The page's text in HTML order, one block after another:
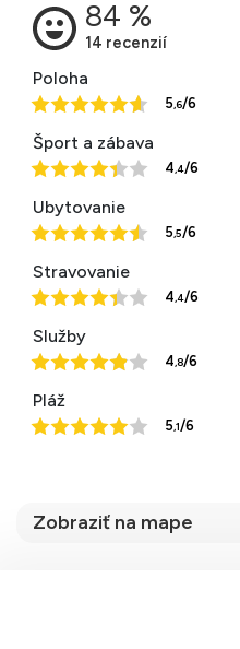
Poloha
5,6/6
Šport a zábava
4,4/6
Ubytovanie
5,5/6
Stravovanie
4,4/6
Služby
4,8/6
Pláž
5,1/6
Zobraziť na mape